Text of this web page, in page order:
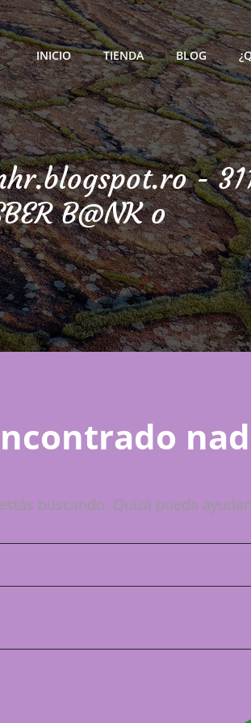
INICIO TIENDA BLOG
-
B@NK o
buscando. Quizá pueda